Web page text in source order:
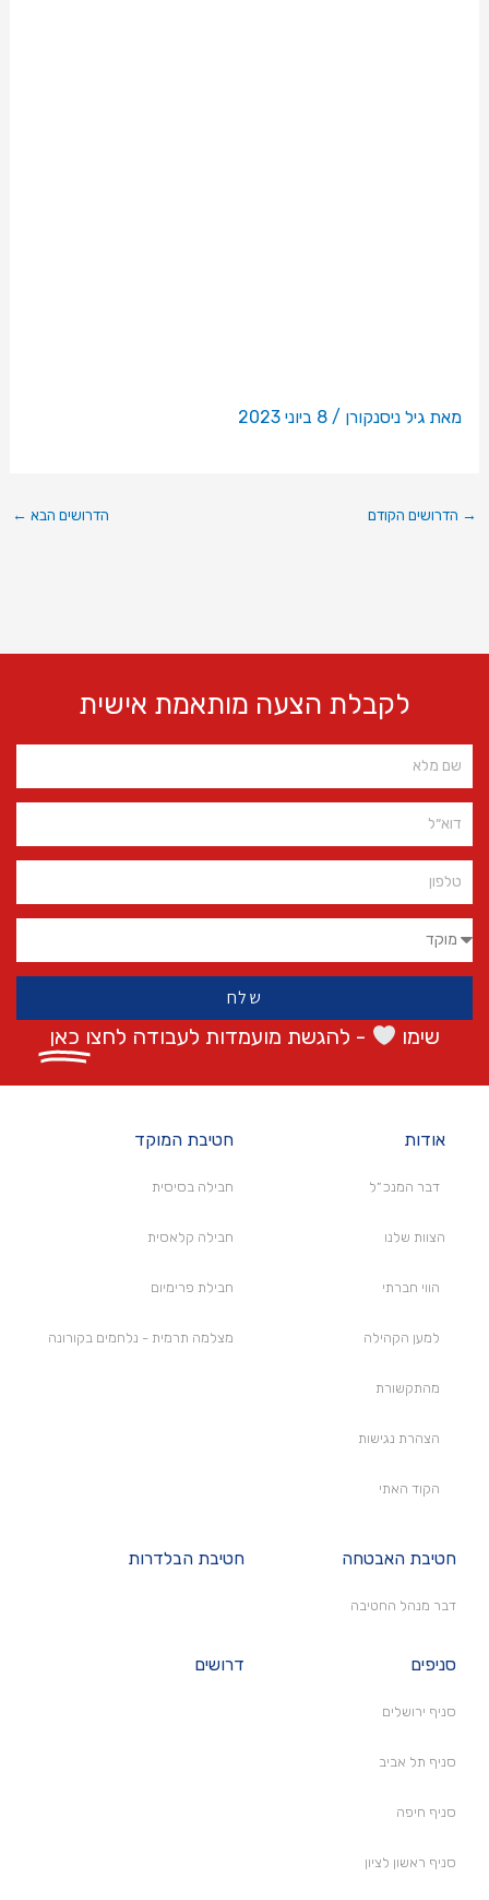
מאת גיל ניסנקורן / 8 ביוני 2023
→ הדרושים הקודם הדרושים הבא ←
לקבלת הצעה מותאמת אישית
Name
Email
שלח
שימו - להגשת מועמדות לעבודה לחצו כאן
אודות
דבר המנכ״ל
הצוות שלנו
הווי חברתי
למען הקהילה
מהתקשורת
הצהרת נגישות
הקוד האתי
חטיבת המוקד
חבילה בסיסית
חבילה קלאסית
חבילת פרימיום
מצלמה תרמית - נלחמים בקורונה
חטיבת האבטחה
דבר מנהל החטיבה
חטיבת הבלדרות
סניפים
סניף ירושלים
סניף תל אביב
סניף חיפה
סניף ראשון לציון
דרושים